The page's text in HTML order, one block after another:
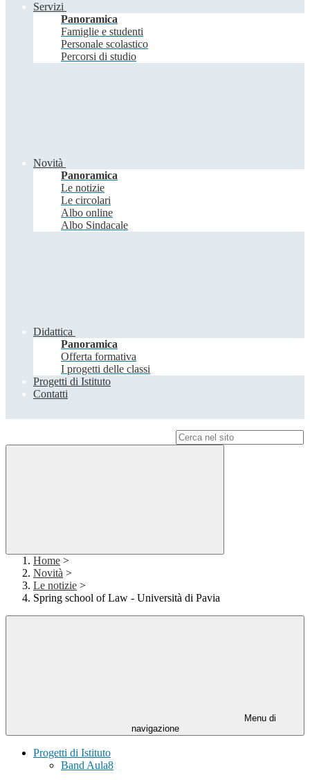
Servizi
Panoramica
Famiglie e studenti
Personale scolastico
Percorsi di studio
Novità
Panoramica
Le notizie
Le circolari
Albo online
Albo Sindacale
Didattica
Panoramica
Offerta formativa
I progetti delle classi
Progetti di Istituto
Contatti
Home >
Novità >
Le notizie >
Spring school of Law - Università di Pavia
Menu di
navigazione
Progetti di Istituto
Band Aula8